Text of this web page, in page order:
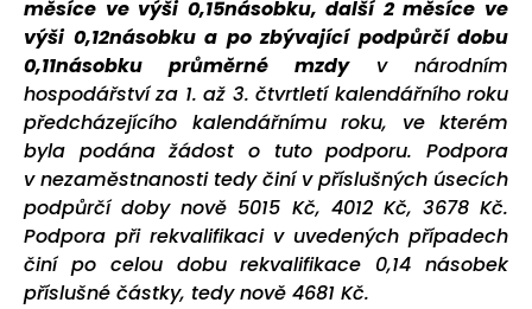
měsíce ve výši 0,15násobku, další 2 měsíce ve
výši 0,12násobku a po zbývající podpůrčí dobu
0,11násobku průměrné mzdyv národním
hospodářství za 1. až 3. čtvrtletí kalendářního roku
předcházejícího kalendářnímu roku, ve kterém
byla podána žádost o tuto podporu. Podpora
v nezaměstnanosti tedy činí v příslušných úsecích
podpůrčí doby nově 5015 Kč, 4012 Kč, 3678 Kč.
Podpora při rekvalifikaci v uvedených případech
činí po celou dobu rekvalifikace 0,14 násobek
příslušné částky, tedy nově 4681 Kč.